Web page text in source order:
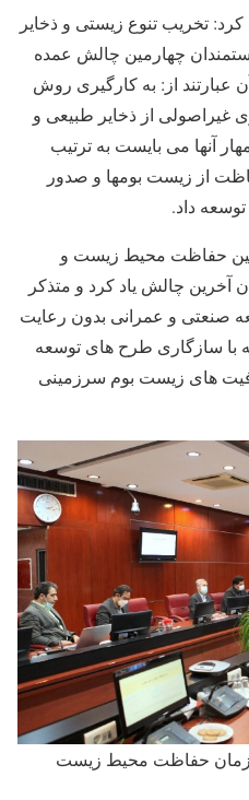
تخریب تنوع زیستی و ذخایر
چهارمین چالش عمده
از: به کارگیری روش
غیراصولی از ذخایر طبیعی و
آنها می بایست به ترتیب
از زیست بومها و صدور
داد.
بین حفاظت محیط زیست و
آخرین چالش یاد کرد و متذکر
صنعتی و عمرانی بدون رعایت
سازگاری طرح های توسعه
های زیست بوم سرزمینی
حفاظت محیط زیست